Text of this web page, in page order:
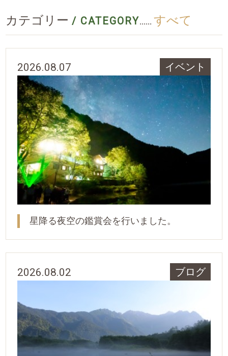
カテゴリー / CATEGORY...... すべて
2026.08.07 イベント
星降る夜空の鑑賞会を行いました。
2026.08.02 ブログ